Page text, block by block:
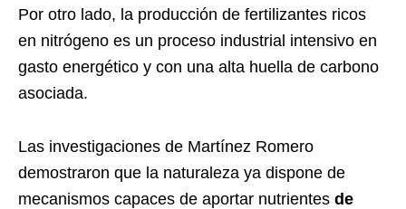
Por otro lado, la producción de fertilizantes ricos
en nitrógeno es un proceso industrial intensivo en
gasto energético y con una alta huella de carbono
asociada.
Las investigaciones de Martínez Romero
demostraron que la naturaleza ya dispone de
mecanismos capaces de aportar nutrientes de